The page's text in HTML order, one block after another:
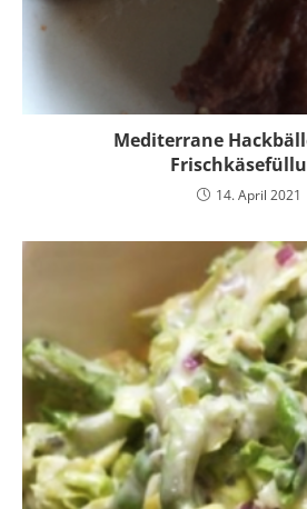
Mediterrane
14. April 2021